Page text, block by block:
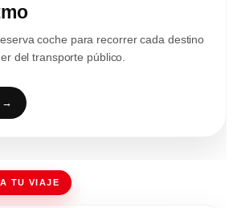
coche para recorrer cada destino
del transporte público.
→
TU VIAJE